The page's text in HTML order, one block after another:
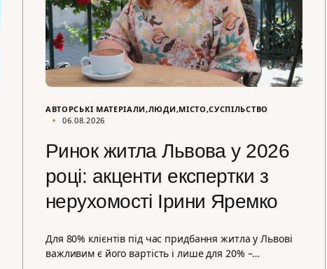
АВТОРСЬКІ МАТЕРІАЛИ ЛЮДИ МІСТО СУСПІЛЬСТВО
06.08.2026
Ринок житла Львова у 2026
році: акценти експертки з
нерухомості Ірини Яремко
Для 80% клієнтів під час придбання житла у Львові
важливим є його вартість і лише для 20% –…